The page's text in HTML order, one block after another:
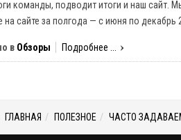
команды, подводит итоги и наш сайт.
сайте за полгода — с июня по декабрь
в Обзоры Подробнее ...
ГЛАВНАЯ ПОЛЕЗНОЕ ЧАСТО